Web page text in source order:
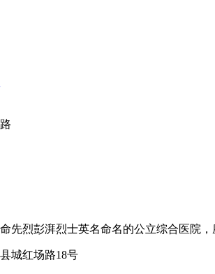
先烈彭湃烈士英名命名的公立综合医院
城红场路18号